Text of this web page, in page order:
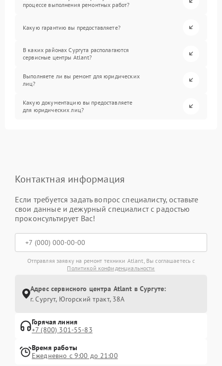
процессе выполнения ремонтных работ?
Какую гарантию вы предоставляете?
В каких районах Сургута располагаются
сервисные центры Atlant?
Выполняете ли вы ремонт для юридических
лиц?
Какую документацию вы предоставляете
для юридических лиц?
Контактная информация
Если требуется задать вопрос специалисту, оставьте
свои данные и дежурный специалист с радостью
проконсультирует Вас!
Отправляя заявку на ремонт техники Atlant, Вы соглашаетесь с
Политикой конфиденциальности
Адрес сервисного центра Atlant в Сургуте:
г. Сургут, Югорский тракт, 38А
Горячая линия
+7 (800) 301-55-83
Время работы
Ежедневно с 9:00 до 21:00